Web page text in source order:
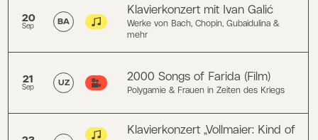
20
Sep
BA
Klavierkonzert mit Ivan Galić
Werke von Bach, Chopin, Gubaidulina &
mehr
21
Sep
UZ
2000 Songs of Farida (Film)
Polygamie & Frauen in Zeiten des Kriegs
Klavierkonzert „Vollmaier: Kind of